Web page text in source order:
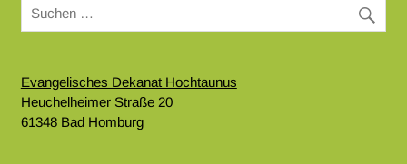
Evangelisches Dekanat Hochtaunus
Heuchelheimer Straße 20
61348 Bad Homburg